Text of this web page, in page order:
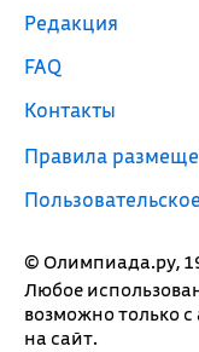
© Олимпиада.ру,
Любое
возможно только
на сайт.
Редакция
FAQ
Контакты
Правила